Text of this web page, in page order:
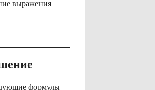
выражения
{\sqrt[4]{6}}
формулы